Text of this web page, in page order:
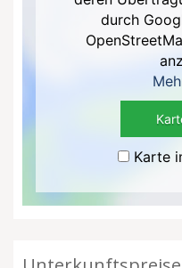
durch
Karte